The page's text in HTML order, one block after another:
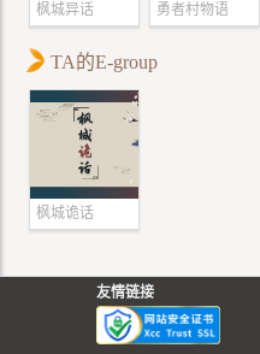
枫城异话 勇者村物语
TA的E-group
枫城诡话
友情链接